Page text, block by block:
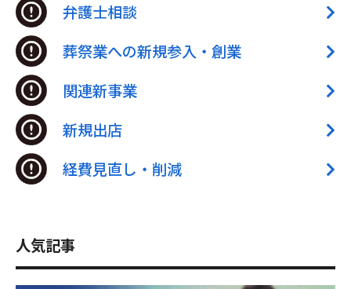
弁護士相談
葬祭業への新規参入・創業
関連新事業
新規出店
経費見直し・削減
人気記事